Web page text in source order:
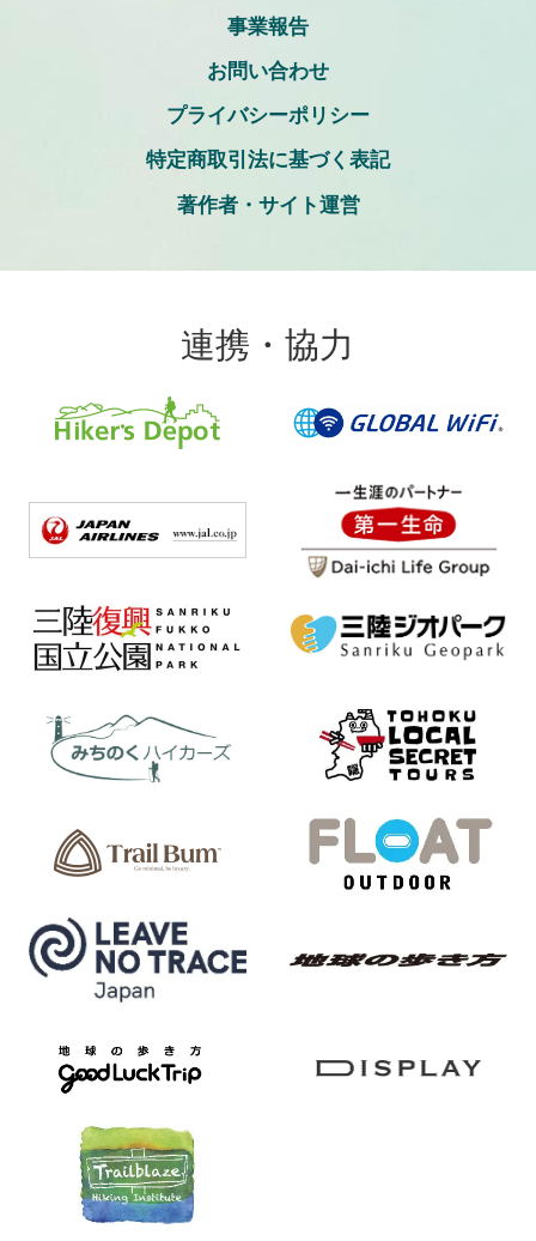
事業報告
お問い合わせ
プライバシーポリシー
特定商取引法に基づく表記
著作者・サイト運営
連携・協力